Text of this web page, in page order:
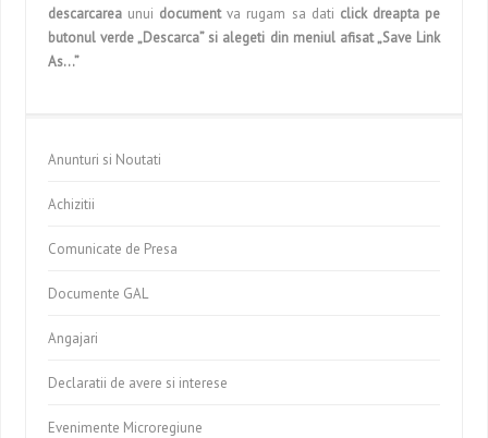
descarcarea unui documentva rugam sa dati click dreapta pe
butonul verde „Descarca” si alegeti din meniul afisat „Save Link
As…”
Anunturi si Noutati
Achizitii
Comunicate de Presa
Documente GAL
Angajari
Declaratii de avere si interese
Evenimente Microregiune